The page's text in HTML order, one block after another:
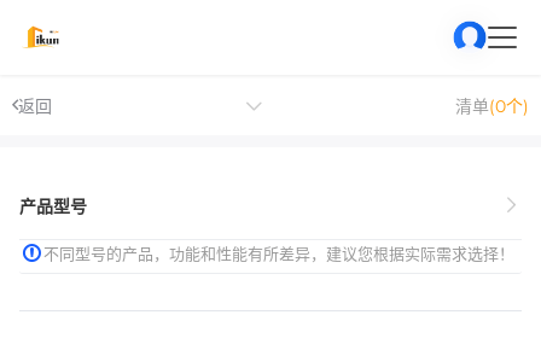
返回 清单(0个)
产品型号
不同型号的产品，功能和性能有所差异，建议您根据实际需求选择！